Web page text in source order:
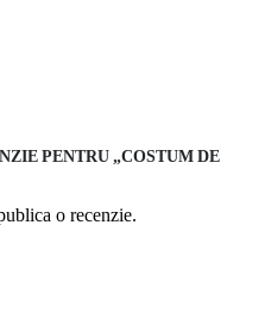
PENTRU „COSTUM DE
o recenzie.